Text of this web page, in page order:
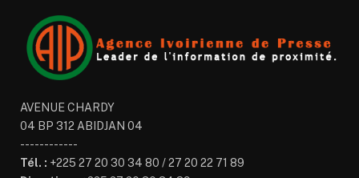
AVENUE CHARDY
04 BP 312 ABIDJAN 04
------------
Tél. : +225 27 20 30 34 80 / 27 20 22 71 89